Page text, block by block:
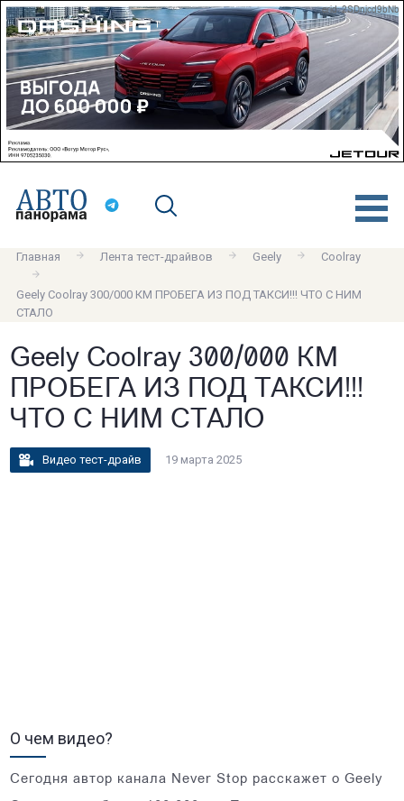
erid: 2SDnjcd9bNb
Главная Лента тест-драйвов Geely Coolray
Geely Coolray 300/000 КМ ПРОБЕГА ИЗ ПОД ТАКСИ!!! ЧТО С НИМ
СТАЛО
Geely Coolray 300/000 КМ
ПРОБЕГА ИЗ ПОД ТАКСИ!!!
ЧТО С НИМ СТАЛО
Видео тест-драйв 19 марта 2025
О чем видео?
Сегодня автор канала Never Stop расскажет о Geely